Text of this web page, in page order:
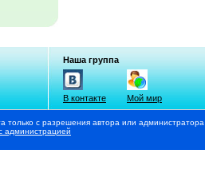
Наша группа
В контакте Мой мир
только с разрешения автора или
администрацией